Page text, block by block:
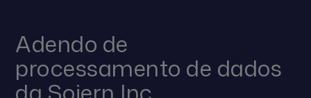
Adendo de
processamento de dados